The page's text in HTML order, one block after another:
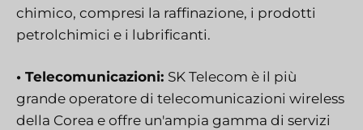
chimico, compresi la raffinazione, i prodotti
petrolchimici e i lubrificanti.
• Telecomunicazioni: SK Telecom è il più
grande operatore di telecomunicazioni wireless
della Corea e offre un'ampia gamma di servizi